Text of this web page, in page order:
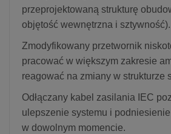
przeprojektowaną strukturę
objętość wewnętrzna i sztywność).
Zmodyfikowany przetwornik
pracować w większym zakresie
reagować na zmiany w strukturze
Odłączany kabel zasilania IEC
ulepszenie systemu i
w dowolnym momencie.